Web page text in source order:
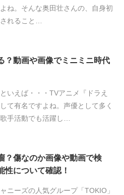
ね。そんな奥田壮さんの、自身初
れること…
？動画や画像でミニミニ時代
いえば・・・TVアニメ『ドラえ
て有名ですよね。声優として多く
手活動でも活躍し…
？傷なのか画像や動画で検
性について確認！
ニーズの人気グループ「TOKIO」